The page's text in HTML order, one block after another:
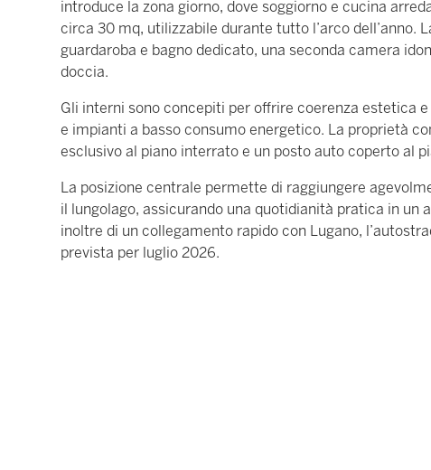
introduce la zona giorno, dove soggiorno e cucina
circa 30 mq, utilizzabile durante tutto l’arco dell’anno.
guardaroba e bagno dedicato, una seconda camera
doccia.
Gli interni sono concepiti per offrire coerenza estetica
e impianti a basso consumo energetico. La proprietà
esclusivo al piano interrato e un posto auto coperto al
La posizione centrale permette di raggiungere
il lungolago, assicurando una quotidianità pratica in un
inoltre di un collegamento rapido con Lugano,
prevista per luglio 2026.